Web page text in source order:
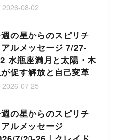
2026-08-02
の星からのスピリチ
アルメッセージ 7/27-
水瓶座満月と太陽・木
促す解放と自己変革
2026-07-25
の星からのスピリチ
アルメッセージ